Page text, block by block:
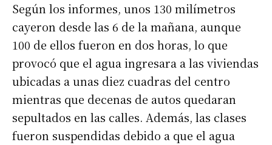
Según los informes, unos 130 milímetros
cayeron desde las 6 de la mañana, aunque
100 de ellos fueron en dos horas, lo que
provocó que el agua ingresara a las viviendas
ubicadas a unas diez cuadras del centro
mientras que decenas de autos quedaran
sepultados en las calles. Además, las clases
fueron suspendidas debido a que el agua